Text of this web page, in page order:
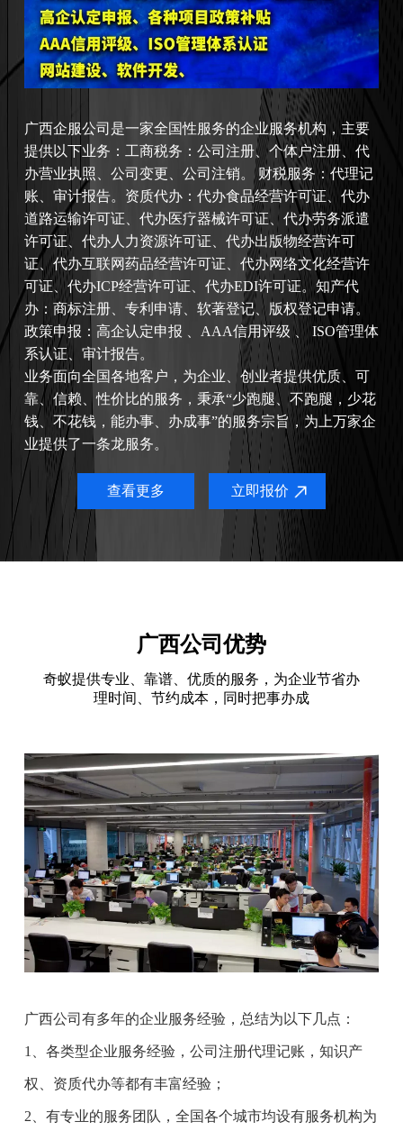
广西企服公司是一家全国性服务的企业服务机构，主要
提供以下业务：工商税务：公司注册、个体户注册、代
办营业执照、公司变更、公司注销。 财税服务：代理记
账、审计报告。资质代办：代办食品经营许可证、代办
道路运输许可证、代办医疗器械许可证、代办劳务派遣
许可证、代办人力资源许可证、代办出版物经营许可
证、代办互联网药品经营许可证、代办网络文化经营许
可证、代办ICP经营许可证、代办EDI许可证。知产代
办：商标注册、专利申请、软著登记、版权登记申请。
政策申报：高企认定申报 、AAA信用评级 、 ISO管理体
系认证、审计报告。
业务面向全国各地客户，为企业、创业者提供优质、可
靠、信赖、性价比的服务，秉承“少跑腿、不跑腿，少花
钱、不花钱，能办事、办成事”的服务宗旨，为上万家企
业提供了一条龙服务。
查看更多 立即报价
广西公司优势
奇蚁提供专业、靠谱、优质的服务，为企业节省办
理时间、节约成本，同时把事办成
广西公司有多年的企业服务经验，总结为以下几点：
1、各类型企业服务经验，公司注册代理记账，知识产
权、资质代办等都有丰富经验；
2、有专业的服务团队，全国各个城市均设有服务机构为